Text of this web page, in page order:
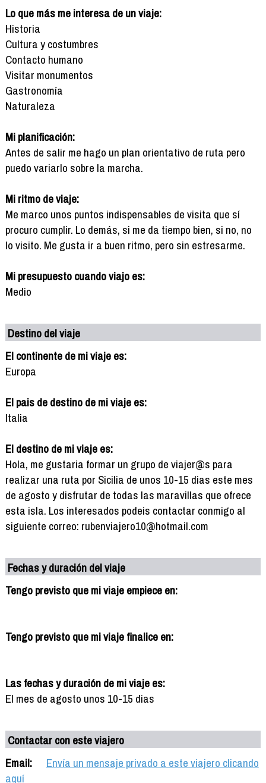
Lo que más me interesa de un viaje:
Historia
Cultura y costumbres
Contacto humano
Visitar monumentos
Gastronomía
Naturaleza
Mi planificación:
Antes de salir me hago un plan orientativo de ruta pero
puedo variarlo sobre la marcha.
Mi ritmo de viaje:
Me marco unos puntos indispensables de visita que sí
procuro cumplir. Lo demás, si me da tiempo bien, si no, no
lo visito. Me gusta ir a buen ritmo, pero sin estresarme.
Mi presupuesto cuando viajo es:
Medio
Destino del viaje
El continente de mi viaje es:
Europa
El pais de destino de mi viaje es:
Italia
El destino de mi viaje es:
Hola, me gustaria formar un grupo de viajer@s para
realizar una ruta por Sicilia de unos 10-15 dias este mes
de agosto y disfrutar de todas las maravillas que ofrece
esta isla. Los interesados podeis contactar conmigo al
siguiente correo: rubenviajero10@hotmail.com
Fechas y duración del viaje
Tengo previsto que mi viaje empiece en:
Tengo previsto que mi viaje finalice en:
Las fechas y duración de mi viaje es:
El mes de agosto unos 10-15 dias
Contactar con este viajero
Email:
Envía un mensaje privado a este viajero clicando
aquí